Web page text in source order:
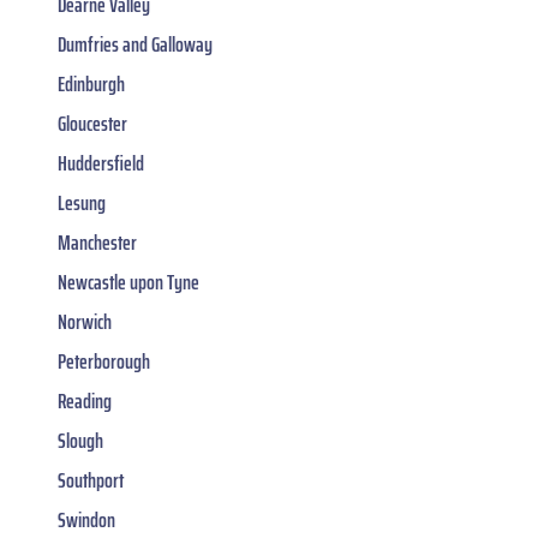
Dumfries and Galloway
Edinburgh
Gloucester
Huddersfield
Lesung
Manchester
Newcastle upon Tyne
Norwich
Peterborough
Reading
Slough
Southport
Swindon